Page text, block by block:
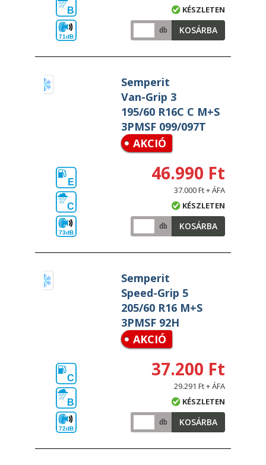
B
71dB
KÉSZLETEN
db KOSÁRBA
Semperit
Van-Grip 3
195/60 R16C C M+S
3PMSF 099/097T
AKCIÓ
E
C
73dB
46.990 Ft
37.000 Ft + ÁFA
KÉSZLETEN
db KOSÁRBA
Semperit
Speed-Grip 5
205/60 R16 M+S
3PMSF 92H
AKCIÓ
C
B
72dB
37.200 Ft
29.291 Ft + ÁFA
KÉSZLETEN
db KOSÁRBA